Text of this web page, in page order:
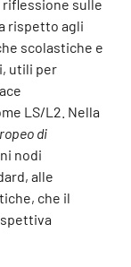
riflessione sulle
rispetto agli
scolastiche e
utili per
LS/L2. Nella
di
nodi
alle
che il